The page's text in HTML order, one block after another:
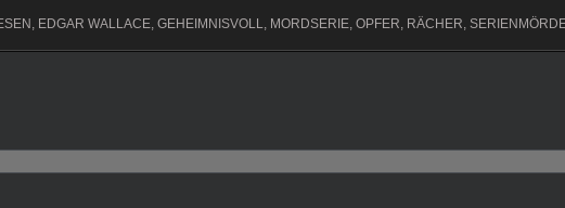
, EDGAR WALLACE, GEHEIMNISVOLL, MORDSERIE, OPFER, RÄCHER,